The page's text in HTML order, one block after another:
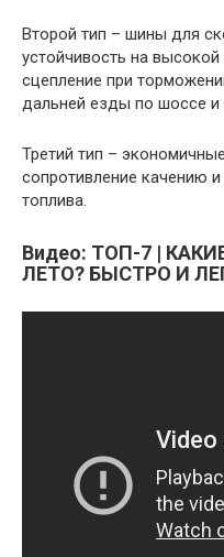
Второй тип – шины для
устойчивость на
сцепление при
дальней езды по шоссе и
Третий тип –
сопротивление качению
топлива.
Видео: ТОП-7 |
ЛЕТО? БЫСТРО И